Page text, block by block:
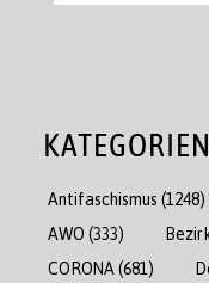
KATEGORIEN
Antifaschismus (1248)
AWO (333)
CORONA (681)